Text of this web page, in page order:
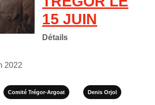
15 JUIN
Détails
2022
Comité Trégor-Argoat Denis Orjol